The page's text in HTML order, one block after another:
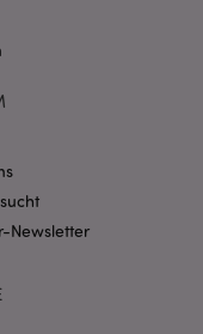
Newsletter